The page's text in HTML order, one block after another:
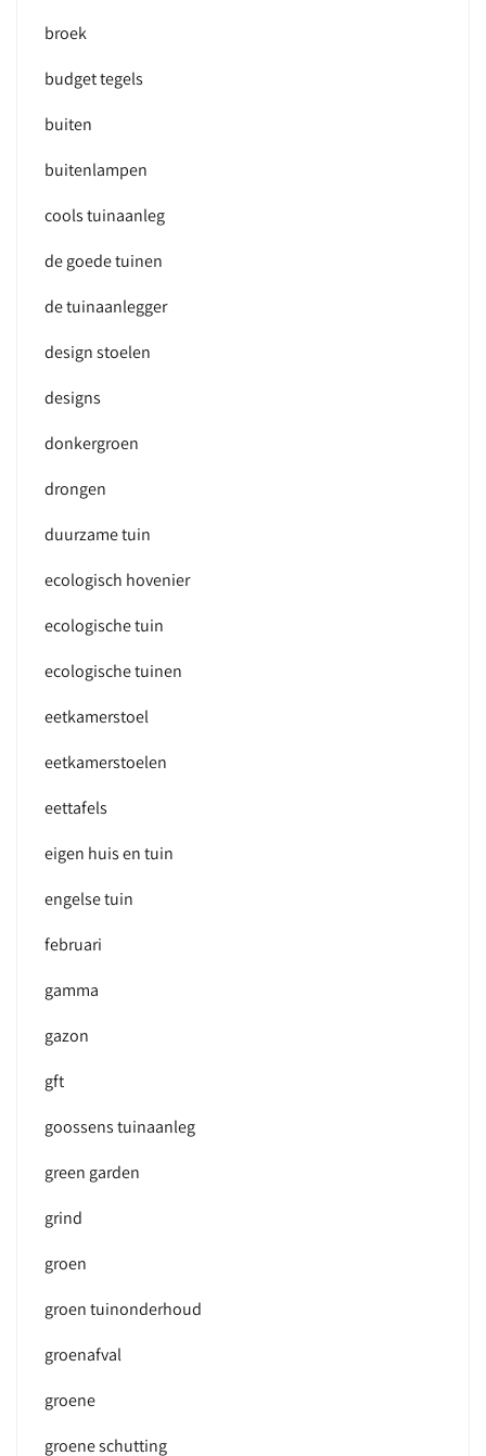
broek
budget tegels
buiten
buitenlampen
cools tuinaanleg
de goede tuinen
de tuinaanlegger
design stoelen
designs
donkergroen
drongen
duurzame tuin
ecologisch hovenier
ecologische tuin
ecologische tuinen
eetkamerstoel
eetkamerstoelen
eettafels
eigen huis en tuin
engelse tuin
februari
gamma
gazon
gft
goossens tuinaanleg
green garden
grind
groen
groen tuinonderhoud
groenafval
groene
groene schutting